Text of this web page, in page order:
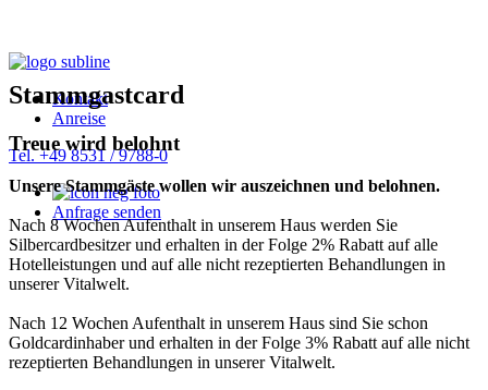
Kontakt
Anreise
Tel. +49 8531 / 9788-0
Anfrage senden
Stammgastcard
Treue wird belohnt
Unsere Stammgäste wollen wir auszeichnen und belohnen.
Nach 8 Wochen Aufenthalt in unserem Haus werden Sie
Silbercardbesitzer und erhalten in der Folge 2% Rabatt auf alle
Hotelleistungen und auf alle nicht rezeptierten Behandlungen in
unserer Vitalwelt.
Nach 12 Wochen Aufenthalt in unserem Haus sind Sie schon
Goldcardinhaber und erhalten in der Folge 3% Rabatt auf alle nicht
rezeptierten Behandlungen in unserer Vitalwelt.